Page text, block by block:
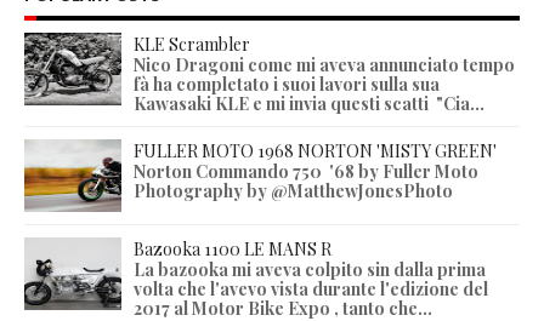
KLE Scrambler
Nico Dragoni come mi aveva annunciato tempo
fà ha completato i suoi lavori sulla sua
Kawasaki KLE e mi invia questi scatti "Cia...
FULLER MOTO 1968 NORTON 'MISTY GREEN'
Norton Commando 750 '68 by Fuller Moto
Photography by @MatthewJonesPhoto
Bazooka 1100 LE MANS R
La bazooka mi aveva colpito sin dalla prima
volta che l'avevo vista durante l'edizione del
2017 al Motor Bike Expo , tanto che...